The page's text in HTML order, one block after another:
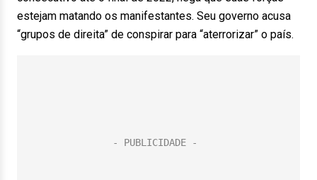
estejam matando os manifestantes. Seu governo acusa
“grupos de direita” de conspirar para “aterrorizar” o país.